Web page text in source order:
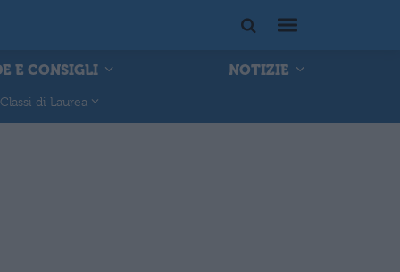
E CONSIGLI
NOTIZIE
Classi di Laurea